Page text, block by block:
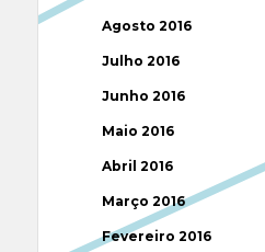
Agosto 2016
Julho 2016
Junho 2016
Maio 2016
Abril 2016
Março 2016
Fevereiro 2016